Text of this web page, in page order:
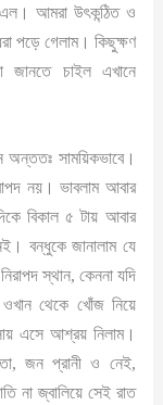
এল। আমরা উৎকন্ঠিত ও
পড়ে গেলাম। কিছুক্ষণ
জানতে চাইল এখানে
অন্ততঃ সাময়িকভাবে।
নয়। ভাবলাম আবার
বিকাল ৫ টায় আবার
বন্ধুকে জানালাম যে
স্থান, কেননা যদি
ওখান থেকে খোঁজ নিয়ে
এসে আশ্রয় নিলাম।
জন প্রানী ও নেই,
না জ্বালিয়ে সেই রাত